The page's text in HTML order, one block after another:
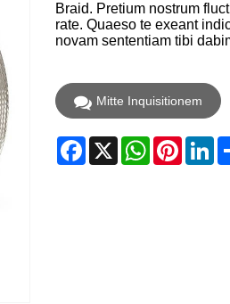
Braid. Pretium nostrum
rate. Quaeso te exeant
novam sententiam tibi
Mitte Inquisitionem
Facebook
X WhatsApp